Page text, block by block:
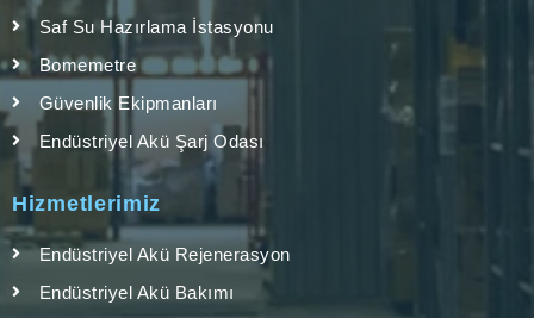
Saf Su Hazırlama İstasyonu
Bomemetre
Güvenlik Ekipmanları
Endüstriyel Akü Şarj Odası
Hizmetlerimiz
Endüstriyel Akü Rejenerasyon
Endüstriyel Akü Bakımı